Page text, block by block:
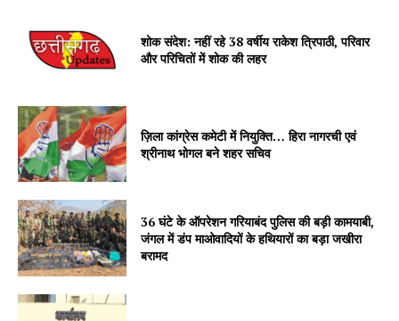
शोक संदेश: नहीं रहे 38 वर्षीय राकेश त्रिपाठी, परिवार
और परिचितों में शोक की लहर
ज़िला कांग्रेस कमेटी में नियुक्ति… हिरा नागरची एवं
श्रीनाथ भोगल बने शहर सचिव
36 घंटे के ऑपरेशन गरियाबंद पुलिस की बड़ी कामयाबी,
जंगल में डंप माओवादियों के हथियारों का बड़ा जखीरा
बरामद